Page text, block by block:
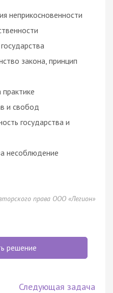
неприкосновенности
закона, принцип
практике
и свобод
государства и
несоблюдение
права ООО «Легион»
решение
Следующая задача